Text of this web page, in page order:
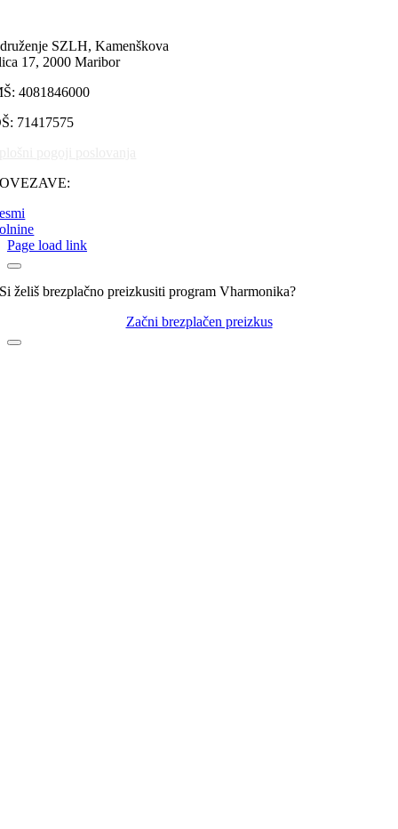
Tone Rus(0)
Vandrovci(0)
Verschiedenes
Vesele Štajerke
Volkslieder
Zoran Zorko
SZLH, Kamenškova
17, 2000 Maribor
4081846000
71417575
Page load link
Si želiš brezplačno preizkusiti program Vharmonika?
Začni brezplačen preizkus